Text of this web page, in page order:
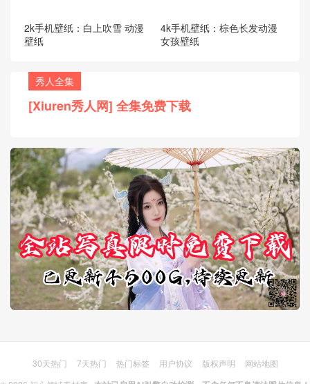
2k手机壁纸：白上吹雪 动漫
壁纸
4k手机壁纸：棕色长发动漫
女孩壁纸
秀人全集
[Xiuren秀人网] 全集免费下载
30天热门 7天热门 热门标签 用户协议 版权声明
网站地图